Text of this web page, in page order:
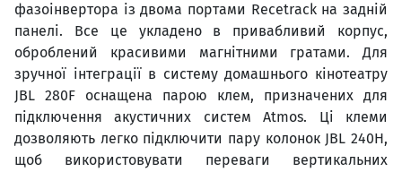
фазоінвертора із двома портами Recetrack на задній
панелі. Все це укладено в привабливий корпус,
оброблений красивими магнітними гратами. Для
зручної інтеграції в систему домашнього кінотеатру
JBL 280F оснащена парою клем, призначених для
підключення акустичних систем Atmos. Ці клеми
дозволяють легко підключити пару колонок JBL 240H,
щоб використовувати переваги вертикальних